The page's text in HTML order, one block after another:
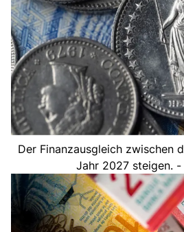
Der Finanzausgleich zwischen
Jahr 2027 steigen.